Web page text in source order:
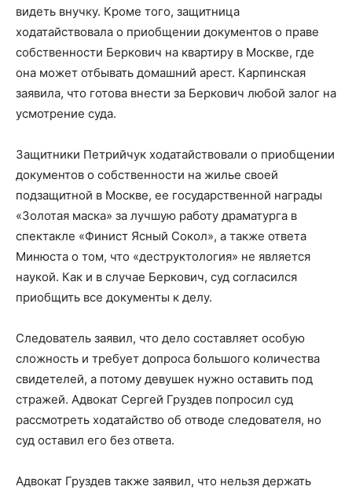
видеть внучку. Кроме того, защитница
ходатайствовала о приобщении документов о праве
собственности Беркович на квартиру в Москве, где
она может отбывать домашний арест. Карпинская
заявила, что готова внести за Беркович любой залог на
усмотрение суда.
Защитники Петрийчук ходатайствовали о приобщении
документов о собственности на жилье своей
подзащитной в Москве, ее государственной награды
«Золотая маска» за лучшую работу драматурга в
спектакле «Финист Ясный Сокол», а также ответа
Минюста о том, что «деструктология» не является
наукой. Как и в случае Беркович, суд согласился
приобщить все документы к делу.
Следователь заявил, что дело составляет особую
сложность и требует допроса большого количества
свидетелей, а потому девушек нужно оставить под
стражей. Адвокат Сергей Груздев попросил суд
рассмотреть ходатайство об отводе следователя, но
суд оставил его без ответа.
Адвокат Груздев также заявил, что нельзя держать